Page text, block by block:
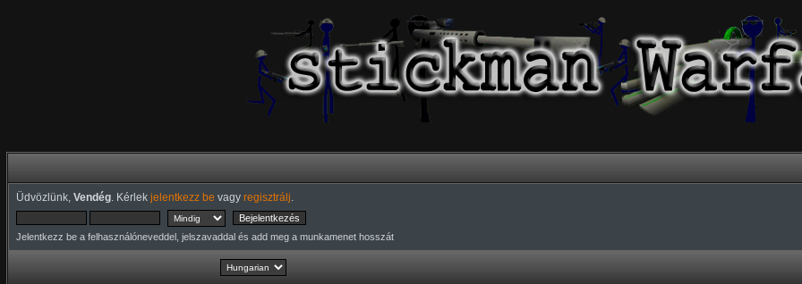
Üdvözlünk, Vendég. Kérlek jelentkezz be vagy regisztrálj
Jelentkezz be a felhasználóneveddel, jelszavaddal és add meg a munkamenet hosszát